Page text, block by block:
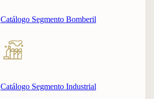
Catálogo Segmento Bomberil
Catálogo Segmento Industrial